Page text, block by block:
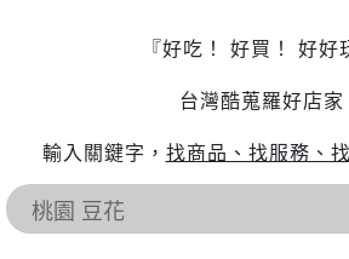
『好吃！ 好買！ 好好
台灣酷蒐羅好店家
輸入關鍵字， 找商品、找服務、